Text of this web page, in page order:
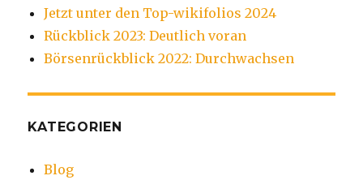
Jetzt unter den Top-wikifolios 2024
Rückblick 2023: Deutlich voran
Börsenrückblick 2022: Durchwachsen
KATEGORIEN
Blog